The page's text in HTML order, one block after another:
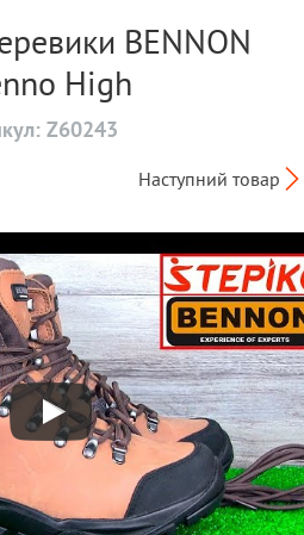
BENNON
High
Z60243
Наступний товар